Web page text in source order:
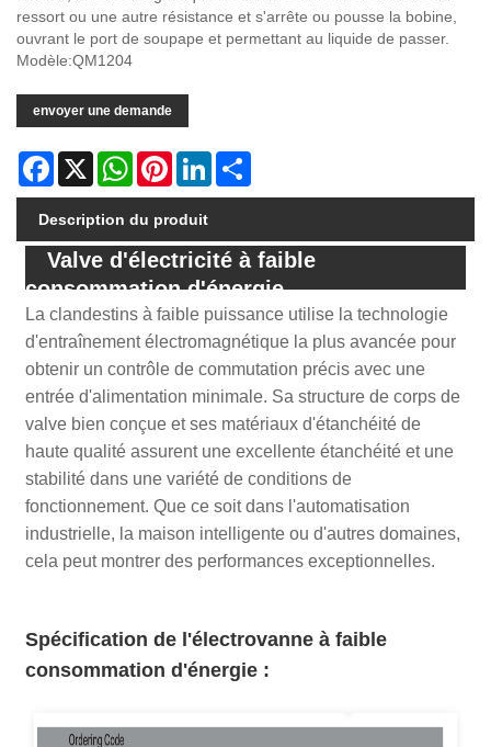
ressort ou une autre résistance et s'arrête ou pousse la bobine,
ouvrant le port de soupape et permettant au liquide de passer.
Modèle:QM1204
envoyer une demande
Facebook
X WhatsAppPinterestLinkedIn
Description du produit
Valve d'électricité à faible
consommation d'énergie
La clandestins à faible puissance utilise la technologie
d'entraînement électromagnétique la plus avancée pour
obtenir un contrôle de commutation précis avec une
entrée d'alimentation minimale. Sa structure de corps de
valve bien conçue et ses matériaux d'étanchéité de
haute qualité assurent une excellente étanchéité et une
stabilité dans une variété de conditions de
fonctionnement. Que ce soit dans l'automatisation
industrielle, la maison intelligente ou d'autres domaines,
cela peut montrer des performances exceptionnelles.
Spécification de l'électrovanne à faible
consommation d'énergie :